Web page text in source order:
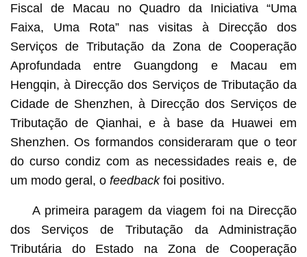
Fiscal de Macau no Quadro da Iniciativa “Uma
Faixa, Uma Rota” nas visitas à Direcção dos
Serviços de Tributação da Zona de Cooperação
Aprofundada entre Guangdong e Macau em
Hengqin, à Direcção dos Serviços de Tributação da
Cidade de Shenzhen, à Direcção dos Serviços de
Tributação de Qianhai, e à base da Huawei em
Shenzhen. Os formandos consideraram que o teor
do curso condiz com as necessidades reais e, de
um modo geral, o feedbackfoi positivo.
A primeira paragem da viagem foi na Direcção
dos Serviços de Tributação da Administração
Tributária do Estado na Zona de Cooperação